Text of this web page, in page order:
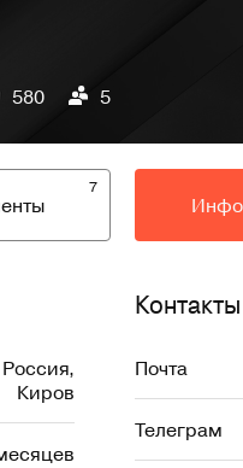
580 5
7
Россия,
Киров
Контакты
Почта
Телеграм